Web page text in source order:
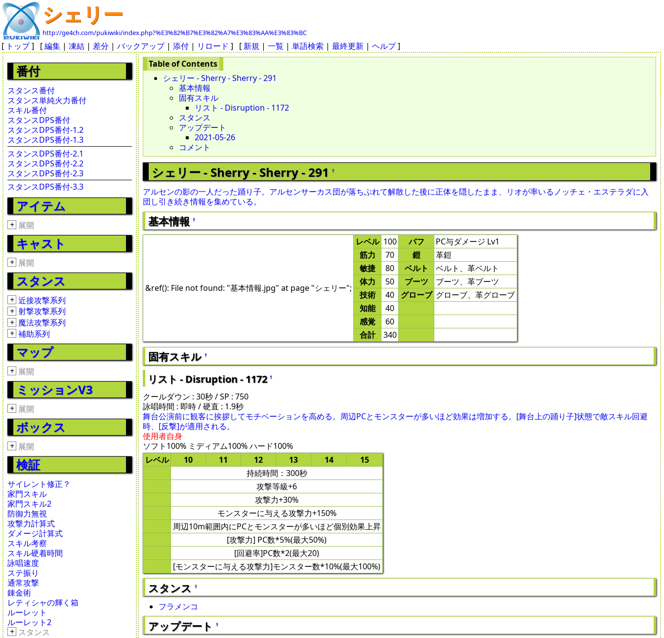
シェリー
http://ge4ch.com/pukiwiki/index.php?%E3%82%B7%E3%82%A7%E3%83%AA%E3%83%BC
[ トップ] [編集 |凍結 | 差分 |バックアップ|添付 | リロード ] [ 新規 |一覧 |単語検索 |最終更新 |ヘルプ]
番付
スタンス番付
スタンス単純火力番付
スキル番付
スタンスDPS番付
スタンスDPS番付-1.2
スタンスDPS番付-1.3
スタンスDPS番付-2.1
スタンスDPS番付-2.2
スタンスDPS番付-2.3
スタンスDPS番付-3.3
アイテム
+ 展開
キャスト
+ 展開
スタンス
+ 近接攻撃系列
+ 射撃攻撃系列
+ 魔法攻撃系列
+ 補助系列
マップ
+ 展開
ミッションV3
+ 展開
ボックス
+ 展開
検証
サイレント修正？
家門スキル
家門スキル2
防御力無視
攻撃力計算式
ダメージ計算式
スキル考察
スキル硬着時間
詠唱速度
ステ振り
通常攻撃
錬金術
レティシャの輝く箱
ルーレット
ルーレット2
+ スタンス
シェリー - Sherry - Sherry - 291
基本情報
固有スキル
リスト - Disruption - 1172
スタンス
アップデート
2021-05-26
コメント
シェリー - Sherry - Sherry - 291†
アルセンの影の一人だった踊り子。アルセンサーカス団が落ちぶれて解散した後に正体を隠したまま、リオが率いるノッチェ・エステラダに入
団し引き続き情報を集めている。
基本情報 †
&ref(): File not found: "基本情報.jpg" at page "シェリー";
レベル 100 バフ
PC与ダメージ Lv1
筋力
70 鎧
革鎧
敏捷
80 ベルト
ベルト、革ベルト
体力
50 ブーツ
ブーツ、革ブーツ
技術
40 グローブ グローブ、革グローブ
知能
40
感覚
60
合計
340
固有スキル †
リスト - Disruption - 1172†
クールダウン : 30秒 / SP : 750
詠唱時間 : 即時 / 硬直 : 1.9秒
舞台公演前に観客に挨拶してモチベーションを高める。周辺PCとモンスターが多いほど効果は増加する。[舞台上の踊り子]状態で敵スキル回避
時、[反撃]が適用される。
使用者自身
ソフト100% ミディアム100% ハード100%
レベル
10 11 12 13 14
15
持続時間：300秒
攻撃等級+6
攻撃力+30%
モンスターに与える攻撃力+150%
周辺10m範囲内にPCとモンスターが多いほど個別効果上昇
[攻撃力] PC数*5%(最大50%)
[回避率]PC数*2(最大20)
[モンスターに与える攻撃力]モンスター数*10%(最大100%)
スタンス †
フラメンコ
アップデート †